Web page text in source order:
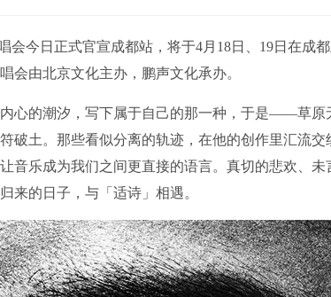
会今日正式官宣成都站，将于4月18日、19日在成
会由北京文化主办，鹏声文化承办。
心的潮汐，写下属于自己的那一种，于是——草原
破土。那些看似分离的轨迹，在他的创作里汇流交
音乐成为我们之间更直接的语言。真切的悲欢、未
来的日子，与「适诗」相遇。